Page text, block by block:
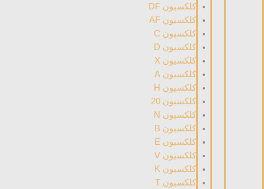
کلکسیون DF
کلکسیون AF
کلکسیون C
کلکسیون D
کلکسیون X
کلکسیون A
کلکسیون H
کلکسیون 20
کلکسیون N
کلکسیون B
کلکسیون E
کلکسیون V
کلکسیون K
کلکسیون T